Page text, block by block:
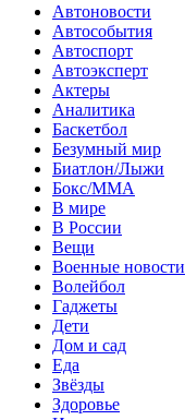
Автоновости
Автособытия
Автоспорт
Автоэксперт
Актеры
Аналитика
Баскетбол
Безумный мир
Биатлон/Лыжи
Бокс/MMA
В мире
В России
Вещи
Военные новости
Волейбол
Гаджеты
Дети
Дом и сад
Еда
Звёзды
Здоровье